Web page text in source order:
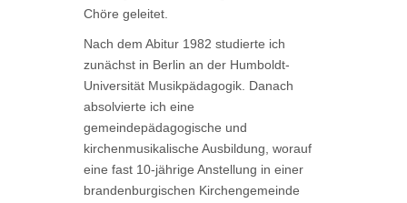
Chöre geleitet.
Nach dem Abitur 1982 studierte ich
zunächst in Berlin an der Humboldt-
Universität Musikpädagogik. Danach
absolvierte ich eine
gemeindepädagogische und
kirchenmusikalische Ausbildung, worauf
eine fast 10-jährige Anstellung in einer
brandenburgischen Kirchengemeinde